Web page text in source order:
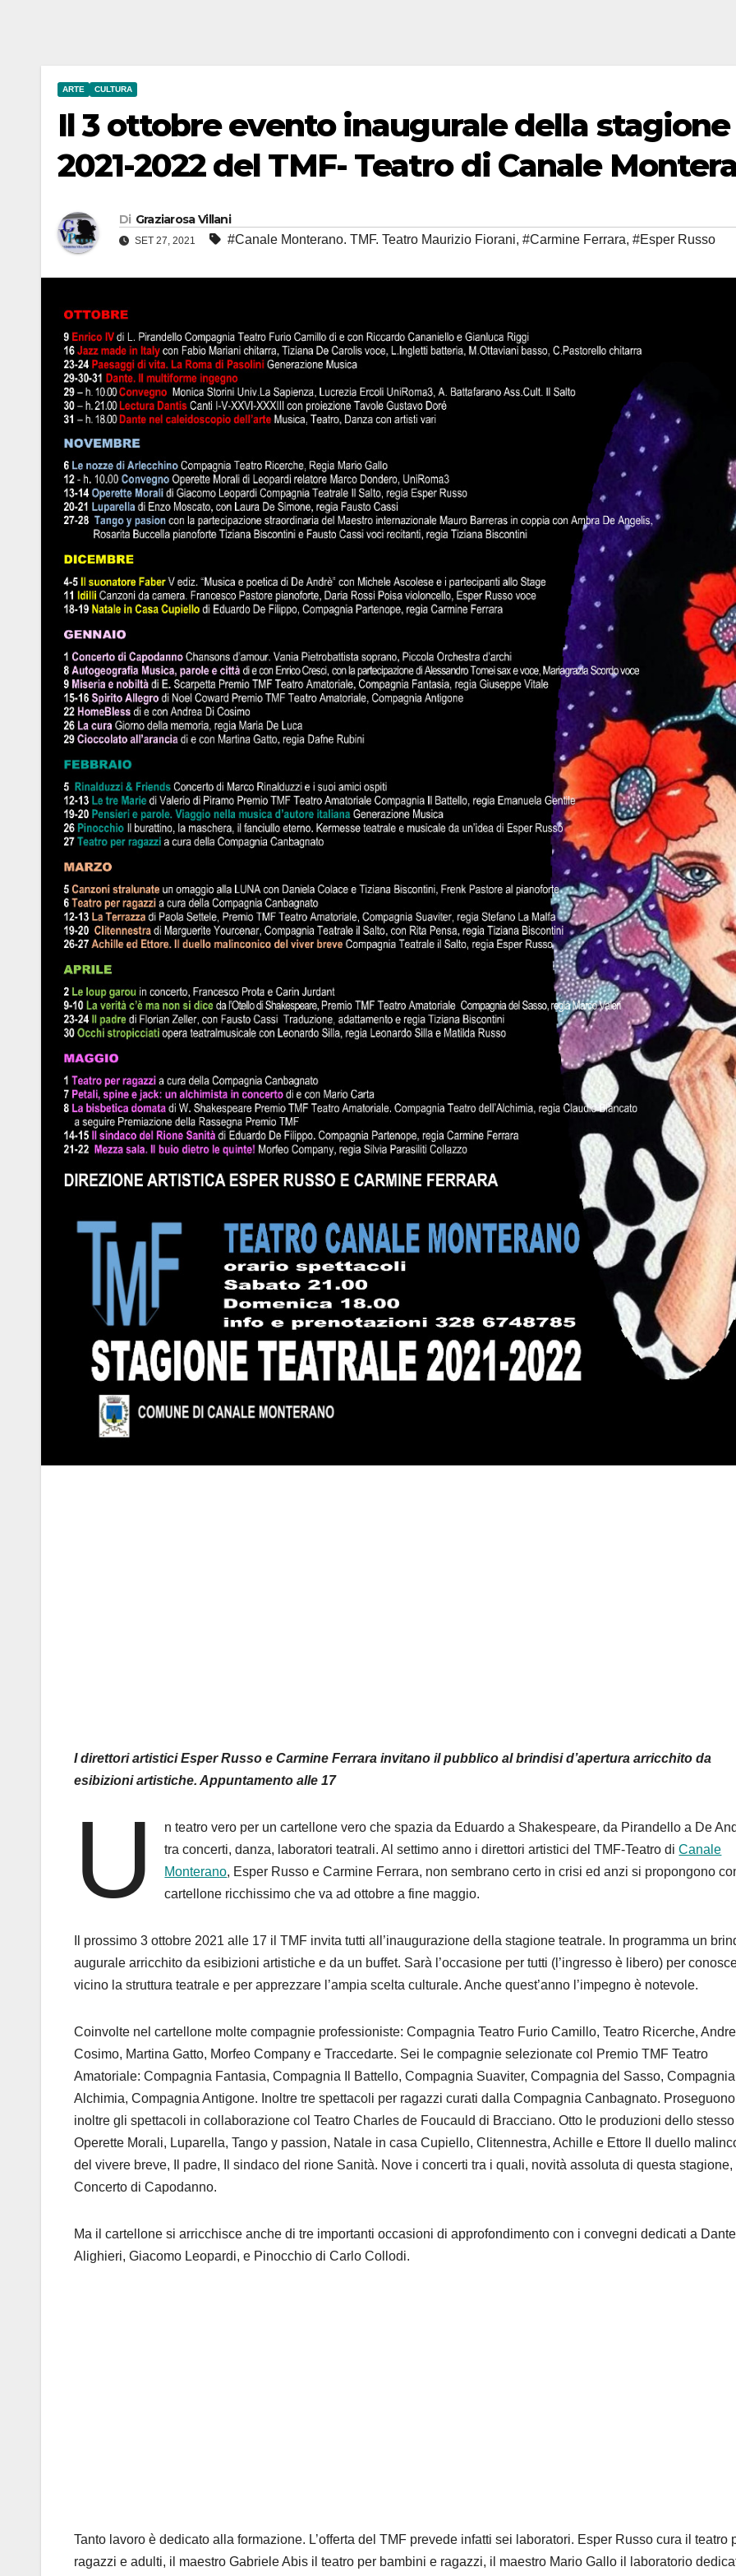
ARTE CULTURA
Il 3 ottobre evento inaugurale della stagione
2021-2022 del TMF- Teatro di Canale
Di Graziarosa Villani
SET 27, 2021 #Canale Monterano. TMF. Teatro Maurizio Fiorani, #Carmine Ferrara, #Esper Russo
I direttori artistici Esper Russo e Carmine Ferrara invitano il pubblico al brindisi d’apertura arricchito da
esibizioni artistiche. Appuntamento alle 17
U
n teatro vero per un cartellone vero che spazia da Eduardo a Shakespeare, da Pirandello a De
tra concerti, danza, laboratori teatrali. Al settimo anno i direttori artistici del TMF-Teatro diCanale
Monterano, Esper Russo e Carmine Ferrara, non sembrano certo in crisi ed anzi si propongono
cartellone ricchissimo che va ad ottobre a fine maggio.
Il prossimo 3 ottobre 2021 alle 17 il TMF invita tutti all’inaugurazione della stagione teatrale. In programma un
augurale arricchito da esibizioni artistiche e da un buffet. Sarà l’occasione per tutti (l’ingresso è libero) per
vicino la struttura teatrale e per apprezzare l’ampia scelta culturale. Anche quest’anno l’impegno è notevole.
Coinvolte nel cartellone molte compagnie professioniste: Compagnia Teatro Furio Camillo, Teatro Ricerche,
Cosimo, Martina Gatto, Morfeo Company e Traccedarte. Sei le compagnie selezionate col Premio TMF Teatro
Amatoriale: Compagnia Fantasia, Compagnia Il Battello, Compagnia Suaviter, Compagnia del Sasso, Compagnia
Alchimia, Compagnia Antigone. Inoltre tre spettacoli per ragazzi curati dalla Compagnia Canbagnato. Proseguono
inoltre gli spettacoli in collaborazione col Teatro Charles de Foucauld di Bracciano. Otto le produzioni dello stesso
Operette Morali, Luparella, Tango y passion, Natale in casa Cupiello, Clitennestra, Achille e Ettore Il duello
del vivere breve, Il padre, Il sindaco del rione Sanità. Nove i concerti tra i quali, novità assoluta di questa stagione,
Concerto di Capodanno.
Ma il cartellone si arricchisce anche di tre importanti occasioni di approfondimento con i convegni dedicati a Dante
Alighieri, Giacomo Leopardi, e Pinocchio di Carlo Collodi.
Tanto lavoro è dedicato alla formazione. L’offerta del TMF prevede infatti sei laboratori. Esper Russo cura il teatro
ragazzi e adulti, il maestro Gabriele Abis il teatro per bambini e ragazzi, il maestro Mario Gallo il laboratorio